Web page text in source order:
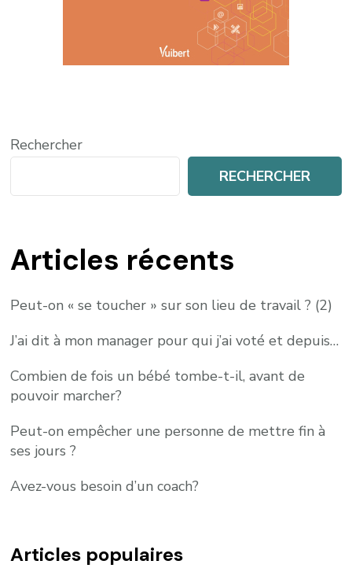
Rechercher
RECHERCHER
Articles récents
Peut-on « se toucher » sur son lieu de travail ? (2)
J’ai dit à mon manager pour qui j’ai voté et depuis…
Combien de fois un bébé tombe-t-il, avant de
pouvoir marcher?
Peut-on empêcher une personne de mettre fin à
ses jours ?
Avez-vous besoin d’un coach?
Articles populaires